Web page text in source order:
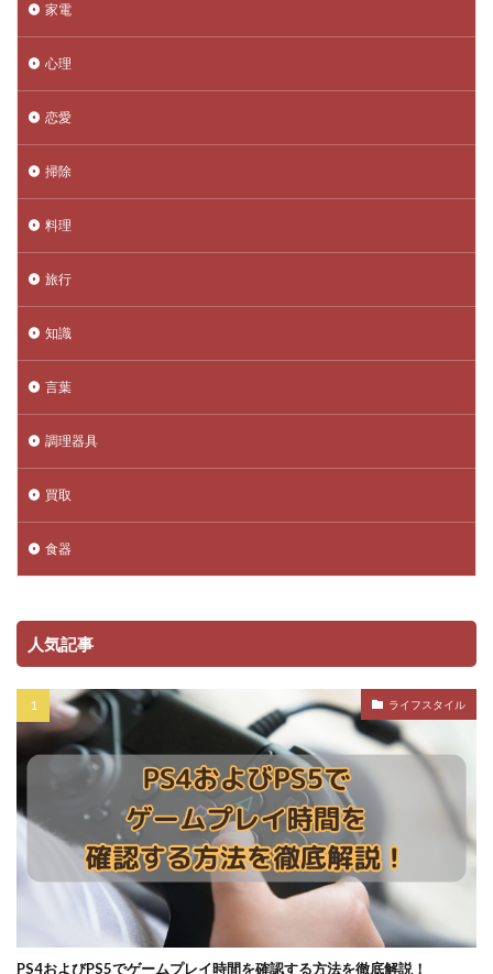
家電
心理
恋愛
掃除
料理
旅行
知識
言葉
調理器具
買取
食器
人気記事
ライフスタイル
PS4およびPS5でゲームプレイ時間を確認する方法を徹底解説！